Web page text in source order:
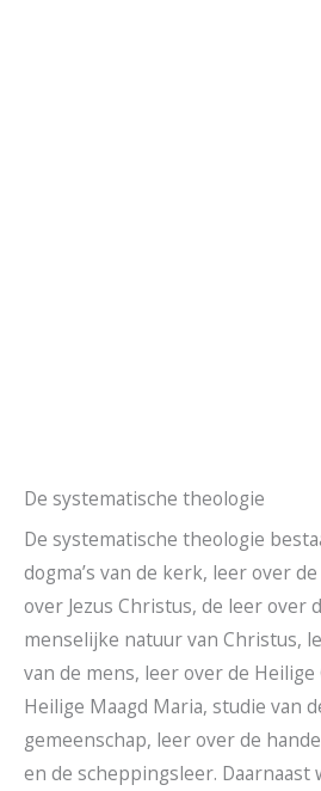
De systematische theologie
De systematische theologie
dogma’s van de kerk, leer over
over Jezus Christus, de leer over
menselijke natuur van Christus,
van de mens, leer over de
Heilige Maagd Maria, studie van
gemeenschap, leer over de
en de scheppingsleer.